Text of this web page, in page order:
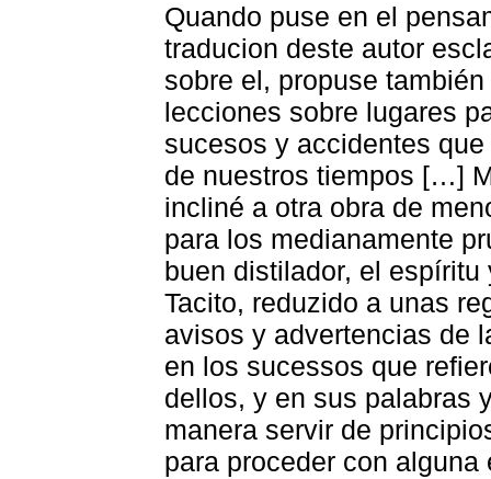
Quando puse en el
traducion deste autor
sobre el, propuse
lecciones sobre lugares
sucesos y acci­dentes
de nuestros tiempos […]
incliné a otra obra de
para los medianamente
buen distilador, el
Tacito, reduzido a unas
avisos y advertencias de
en los sucessos que
dellos, y en sus palabras
manera servir de
para proceder con